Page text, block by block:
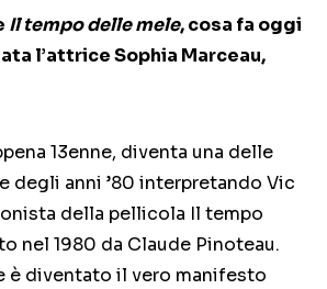
Il tempo delle mele, cosa fa oggi
l’attrice Sophia Marceau,
13enne, diventa una delle
degli anni ’80 interpretando Vic
della pellicola Il tempo
nel 1980 da Claude Pinoteau.
è diventato il vero manifesto